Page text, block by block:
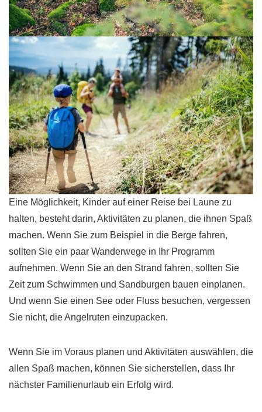
Eine Möglichkeit, Kinder auf einer Reise bei Laune zu
halten, besteht darin, Aktivitäten zu planen, die ihnen Spaß
machen. Wenn Sie zum Beispiel in die Berge fahren,
sollten Sie ein paar Wanderwege in Ihr Programm
aufnehmen. Wenn Sie an den Strand fahren, sollten Sie
Zeit zum Schwimmen und Sandburgen bauen einplanen.
Und wenn Sie einen See oder Fluss besuchen, vergessen
Sie nicht, die Angelruten einzupacken.
Wenn Sie im Voraus planen und Aktivitäten auswählen, die
allen Spaß machen, können Sie sicherstellen, dass Ihr
nächster Familienurlaub ein Erfolg wird.